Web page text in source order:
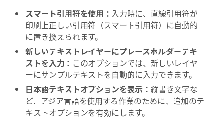
スマート引用符を使用： 入力時に、直線引用符が
印刷上正しい引用符（スマート引用符）に自動的
に置き換えられます。
新しいテキストレイヤーにプレースホルダーテキ
ストを入力： このオプションでは、新しいレイヤ
ーにサンプルテキストを自動的に入力できます。
日本語テキストオプションを表示： 縦書き文字な
ど、アジア言語を使用する作業のために、追加のテ
キストオプションを有効にします。